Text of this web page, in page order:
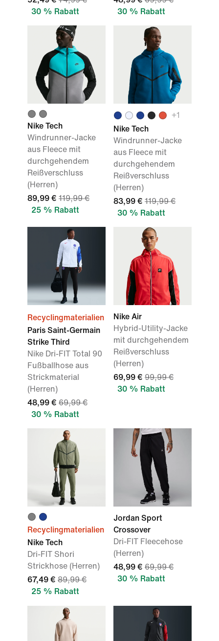
30 % Rabatt
30 % Rabatt
Nike Tech
Windrunner-Jacke
aus Fleece mit
durchgehendem
Reißverschluss
(Herren)
89,99 € 119,99 €
25 % Rabatt
+1
Nike Tech
Windrunner-Jacke
aus Fleece mit
durchgehendem
Reißverschluss
(Herren)
83,99 € 119,99 €
30 % Rabatt
Recyclingmaterialien
Paris Saint-Germain
Strike Third
Nike Dri-FIT Total 90
Fußballhose aus
Strickmaterial
(Herren)
48,99 € 69,99 €
30 % Rabatt
Nike Air
Hybrid-Utility-Jacke
mit durchgehendem
Reißverschluss
(Herren)
69,99 € 99,99 €
30 % Rabatt
Recyclingmaterialien
Nike Tech
Dri-FIT Shori
Strickhose (Herren)
67,49 € 89,99 €
25 % Rabatt
Jordan Sport
Crossover
Dri-FIT Fleecehose
(Herren)
48,99 € 69,99 €
30 % Rabatt